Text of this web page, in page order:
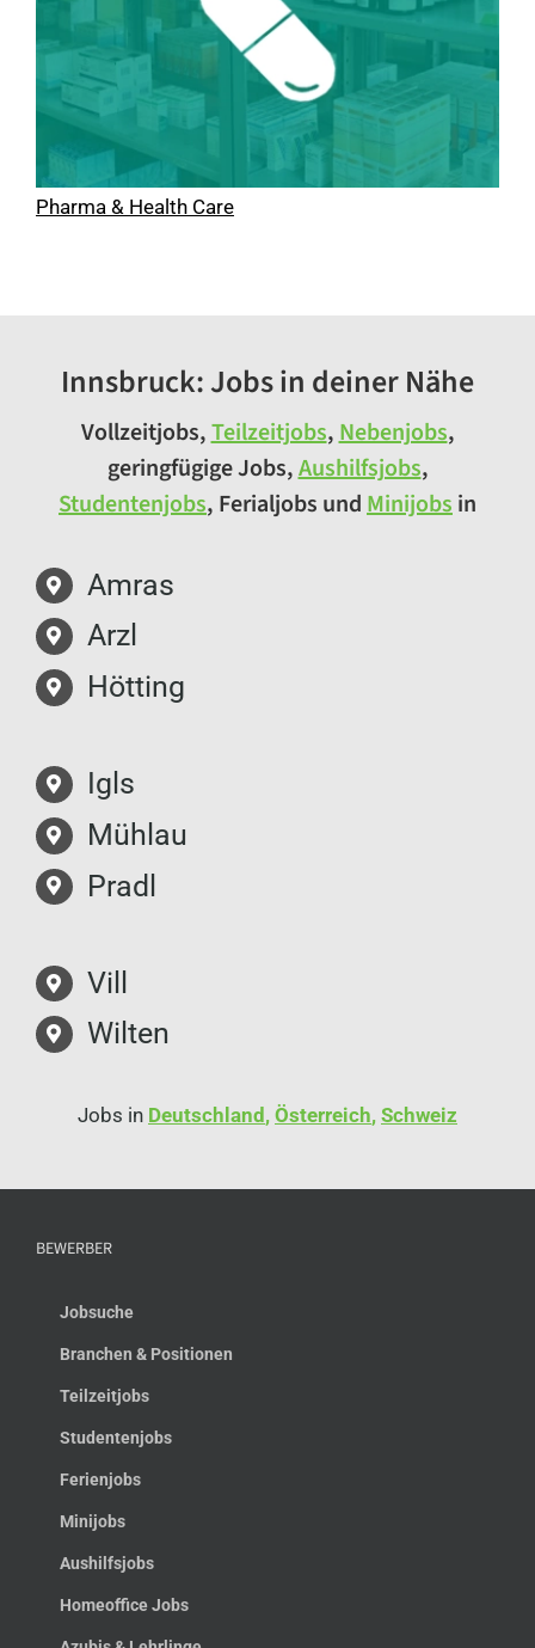
Pharma & Health Care
Innsbruck: Jobs in deiner Nähe
Vollzeitjobs,Teilzeitjobs,Nebenjobs,
geringfügige Jobs,Aushilfsjobs,
Studentenjobs, Ferialjobs undMinijobsin
Amras
Arzl
Hötting
Igls
Mühlau
Pradl
Vill
Wilten
Jobs in Deutschland, Österreich, Schweiz
BEWERBER
Jobsuche
Branchen & Positionen
Teilzeitjobs
Studentenjobs
Ferienjobs
Minijobs
Aushilfsjobs
Homeoffice Jobs